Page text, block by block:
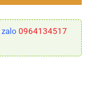
zalo 0964134517